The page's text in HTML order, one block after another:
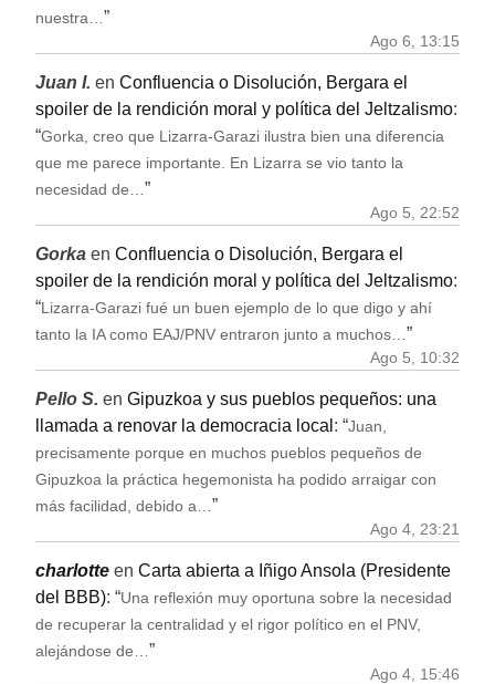
nuestra…”
Ago 6, 13:15
Juan I. en Confluencia o Disolución, Bergara el
spoiler de la rendición moral y política del Jeltzalismo:
“Gorka, creo que Lizarra-Garazi ilustra bien una diferencia
que me parece importante. En Lizarra se vio tanto la
necesidad de…”
Ago 5, 22:52
Gorka en Confluencia o Disolución, Bergara el
spoiler de la rendición moral y política del Jeltzalismo:
“Lizarra-Garazi fué un buen ejemplo de lo que digo y ahí
tanto la IA como EAJ/PNV entraron junto a muchos…”
Ago 5, 10:32
Pello S. en Gipuzkoa y sus pueblos pequeños: una
llamada a renovar la democracia local : “Juan,
precisamente porque en muchos pueblos pequeños de
Gipuzkoa la práctica hegemonista ha podido arraigar con
más facilidad, debido a… ”
Ago 4, 23:21
charlotte en Carta abierta a Iñigo Ansola (Presidente
del BBB): “Una reflexión muy oportuna sobre la necesidad
de recuperar la centralidad y el rigor político en el PNV,
alejándose de… ”
Ago 4, 15:46